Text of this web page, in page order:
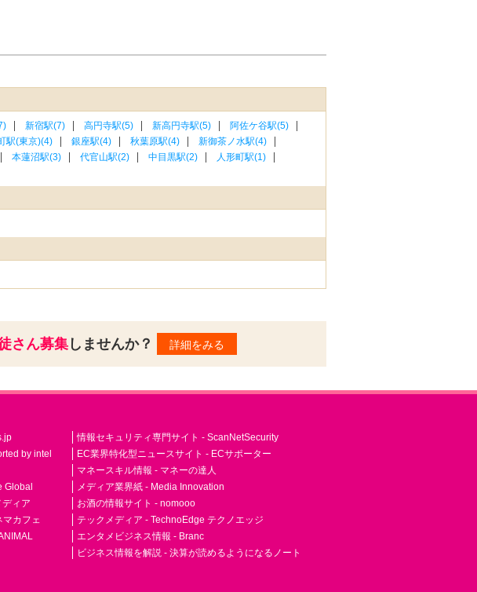
新宿駅(7) 高円寺駅(5) 新高円寺駅(5)
阿佐ケ谷駅(5)
駅(東京)(4) 銀座駅(4) 秋葉原駅(4)
新御茶ノ水駅(4)
本蓮沼駅(3) 代官山駅(2) 中目黒駅(2)
人形町駅(1)
さん募集しませんか？ 詳細をみる
by intel
Global
ィア
マカフェ
情報セキュリティ専門サイト - ScanNetSecurity
EC業界特化型ニュースサイト - ECサポーター
マネースキル情報 - マネーの達人
メディア業界紙 - Media Innovation
お酒の情報サイト - nomooo
テックメディア - TechnoEdge テクノエッジ
エンタメビジネス情報 - Branc
ビジネス情報を解説 - 決算が読めるようになるノート